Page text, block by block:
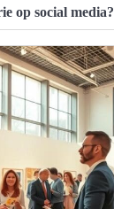
op social media?